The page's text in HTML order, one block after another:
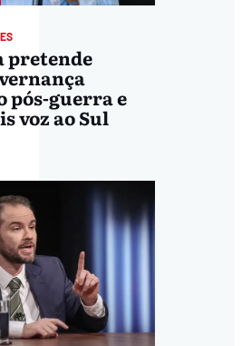
pretende
pós-guerra e
voz ao Sul